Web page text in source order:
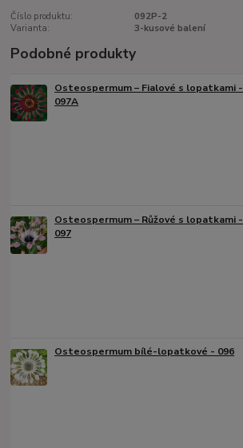
Číslo produktu:
092P-2
Varianta:
3-kusové balení
Podobné produkty
Osteospermum – Fialové s lopatkami -
097A
Osteospermum – Růžové s lopatkami -
097
Osteospermum bílé-lopatkové - 096